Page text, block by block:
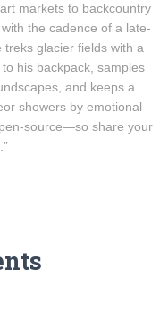
markets to backcountry
the cadence of a late-
glacier fields with a
his backpack, samples
and keeps a
showers by emotional
source—so share your